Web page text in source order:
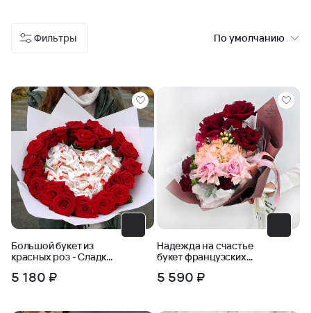
Фильтры По умолчанию
Большой букет из
красных роз - Сладкое
5 180 ₽
Надежда на счастье
букет французских
5 590 ₽